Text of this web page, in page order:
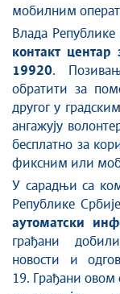
мобилним
Влада Републике
контакт
19920.
обратити за
другог у
ангажују
бесплатно за
фиксним или
У сарадњи са
Републике Србије
аутоматски
грађани
новости и
19.
Грађани